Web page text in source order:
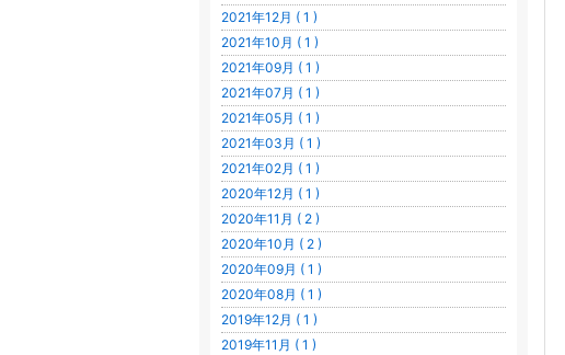
2021年12月 ( 1 )
2021年10月 ( 1 )
2021年09月 ( 1 )
2021年07月 ( 1 )
2021年05月 ( 1 )
2021年03月 ( 1 )
2021年02月 ( 1 )
2020年12月 ( 1 )
2020年11月 ( 2 )
2020年10月 ( 2 )
2020年09月 ( 1 )
2020年08月 ( 1 )
2019年12月 ( 1 )
2019年11月 ( 1 )